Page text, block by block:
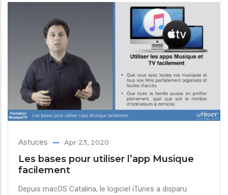
Astuces Apr 23, 2020
Les bases pour utiliser l’app Musique
facilement
Depuis macOS Catalina, le logiciel iTunes a disparu.